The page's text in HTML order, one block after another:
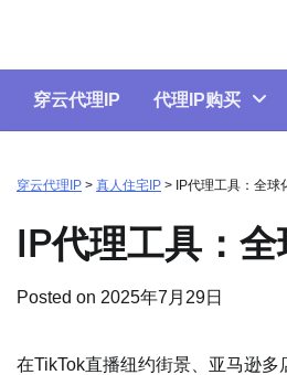
content
穿云代理IP 代理IP购买
穿云代理IP > 真人住宅IP > IP代理工具：全
IP代理工具：
Posted on 2025年7月29日
在TikTok直播纽约街景、亚马逊多